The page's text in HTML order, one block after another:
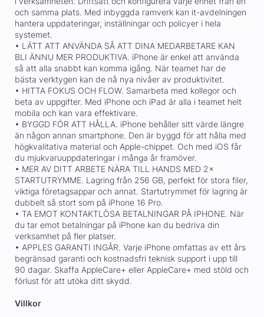
och samma plats. Med inbyggda ramverk kan it-avdelningen
hantera uppdateringar, inställningar och policyer i hela
systemet.
• LÄTT ATT ANVÄNDA SÅ ATT DINA MEDARBETARE KAN
BLI ÄNNU MER PRODUKTIVA. iPhone är enkel att använda
så att alla snabbt kan komma igång. När teamet har de
bästa verktygen kan de nå nya nivåer av produktivitet.
• HITTA FOKUS OCH FLOW. Samarbeta med kollegor och
beta av uppgifter. Med iPhone och iPad är alla i teamet helt
mobila och kan vara effektivare.
• BYGGD FÖR ATT HÅLLA. iPhone behåller sitt värde längre
än någon annan smartphone. Den är byggd för att hålla med
högkvalitativa material och Apple-chippet. Och med iOS får
du mjukvaruuppdateringar i många år framöver.
• MER AV DITT ARBETE NÄRA TILL HANDS MED 2×
STARTUTRYMME. Lagring från 256 GB, perfekt för stora filer,
viktiga företagsappar och annat. Startutrymmet för lagring är
dubbelt så stort som på iPhone 16 Pro.
• TA EMOT KONTAKTLÖSA BETALNINGAR PÅ IPHONE. När
du tar emot betalningar på iPhone kan du bedriva din
verksamhet på fler platser.
• APPLES GARANTI INGÅR. Varje iPhone omfattas av ett års
begränsad garanti och kostnadsfri teknisk support i upp till
90 dagar. Skaffa AppleCare+ eller AppleCare+ med stöld och
förlust för att utöka ditt skydd.
Villkor